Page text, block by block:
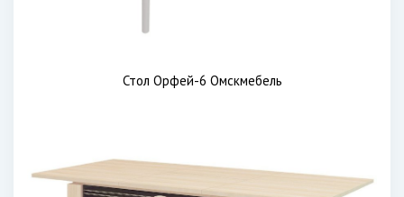
Стол Орфей-6 Омскмебель